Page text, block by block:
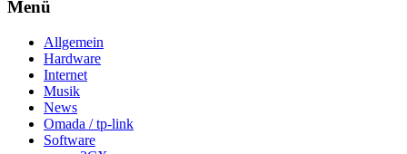
Menü
Allgemein
Hardware
Internet
Musik
News
Omada / tp-link
Software